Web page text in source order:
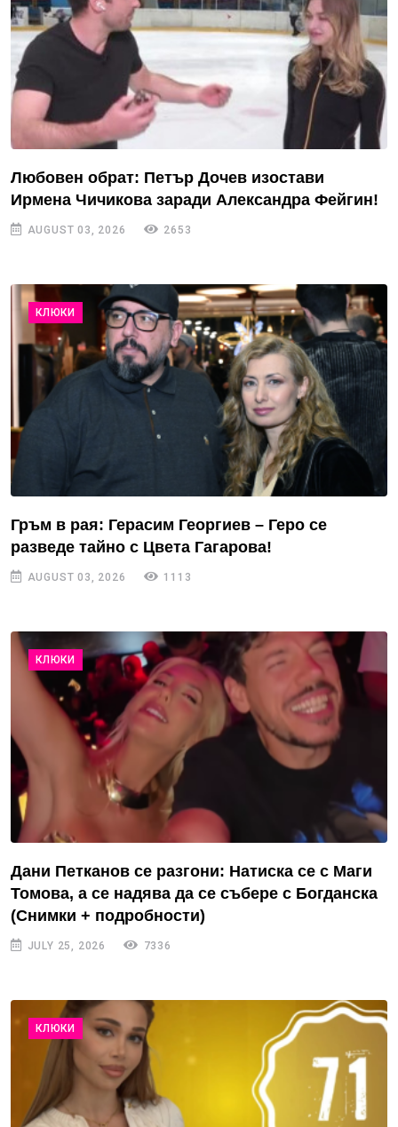
Любовен обрат: Петър Дочев изостави
Ирмена Чичикова заради Александра Фейгин!
AUGUST 03, 2026 2653
КЛЮКИ
Гръм в рая: Герасим Георгиев – Геро се
разведе тайно с Цвета Гагарова!
AUGUST 03, 2026 1113
КЛЮКИ
Дани Петканов се разгони: Натиска се с Маги
Томова, а се надява да се събере с Богданска
(Снимки + подробности)
JULY 25, 2026 7336
КЛЮКИ